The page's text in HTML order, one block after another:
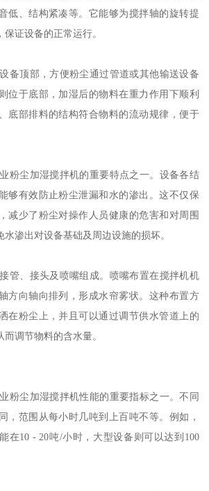
低、结构紧凑等。它能够为搅拌轴的旋转提
证设备的正常运行。
顶部，方便粉尘通过管道或其他输送设备
位于底部，加湿后的物料在重力作用下顺利
底部排料的结构符合物料的流动规律，便于
尘加湿搅拌机的重要特点之一。设备各结
够有效防止粉尘泄漏和水的渗出。这不仅保
减少了粉尘对操作人员健康的危害和对周围
渗出对设备基础及周边设施的损坏。
、接头及喷嘴组成。喷嘴布置在搅拌机机
方向轴向排列，形成水帘雾状。这种布置方
在粉尘上，并且可以通过调节供水管道上的
调节物料的含水量。
尘加湿搅拌机性能的重要指标之一。不同
，范围从每小时几吨到上百吨不等。例如，
在10 - 20吨/小时，大型设备则可以达到100